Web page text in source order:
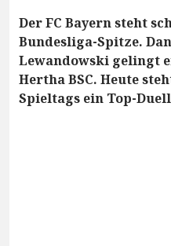
Der FC Bayern steht
Bundesliga-Spitze.
Lewandowski gelingt
Hertha BSC. Heute
Spieltags ein Top-